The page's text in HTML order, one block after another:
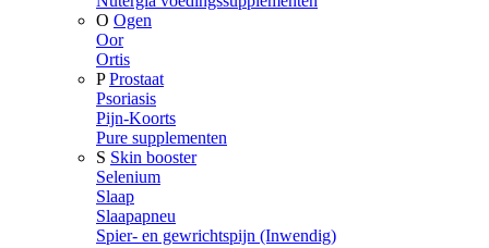
O Ogen
Oor
Ortis
P Prostaat
Psoriasis
Pijn-Koorts
Pure supplementen
S Skin booster
Selenium
Slaap
Slaapapneu
Spier- en gewrichtspijn (Inwendig)